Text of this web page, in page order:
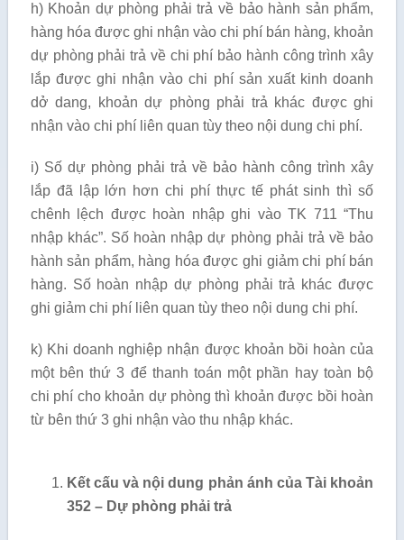
h) Khoản dự phòng phải trả về bảo hành sản phẩm,
hàng hóa được ghi nhận vào chi phí bán hàng, khoản
dự phòng phải trả về chi phí bảo hành công trình xây
lắp được ghi nhận vào chi phí sản xuất kinh doanh
dở dang, khoản dự phòng phải trả khác được ghi
nhận vào chi phí liên quan tùy theo nội dung chi phí.
i) Số dự phòng phải trả về bảo hành công trình xây
lắp đã lập lớn hơn chi phí thực tế phát sinh thì số
chênh lệch được hoàn nhập ghi vào TK 711 “Thu
nhập khác”. Số hoàn nhập dự phòng phải trả về bảo
hành sản phẩm, hàng hóa được ghi giảm chi phí bán
hàng. Số hoàn nhập dự phòng phải trả khác được
ghi giảm chi phí liên quan tùy theo nội dung chi phí.
k) Khi doanh nghiệp nhận được khoản bồi hoàn của
một bên thứ 3 để thanh toán một phần hay toàn bộ
chi phí cho khoản dự phòng thì khoản được bồi hoàn
từ bên thứ 3 ghi nhận vào thu nhập khác.
Kết cấu và nội dung phản ánh của Tài khoản
352 – Dự phòng phải trả